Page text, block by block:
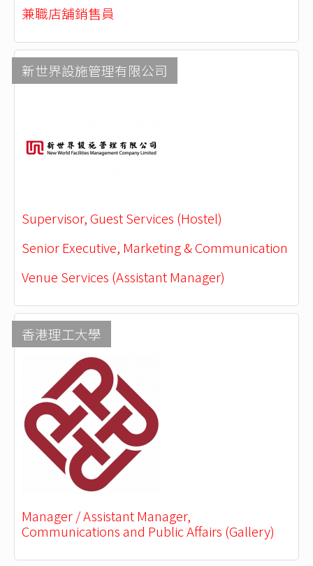
兼職店舖銷售員
新世界設施管理有限公司
Supervisor, Guest Services (Hostel)
Senior Executive, Marketing & Communication
Venue Services (Assistant Manager)
香港理工大學
Manager / Assistant Manager,
Communications and Public Affairs (Gallery)